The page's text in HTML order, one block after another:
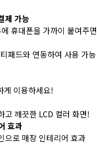
제 가능
휴대폰을 가까이 붙여주면
패드와 연동하여 사용 가능
게 이용하세요!
고 깨끗한 LCD 컬러 화면!
효과
으로 매장 인테리어 효과